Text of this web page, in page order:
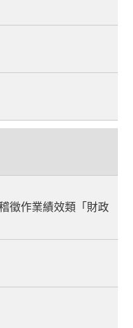
徵作業績效類「財政